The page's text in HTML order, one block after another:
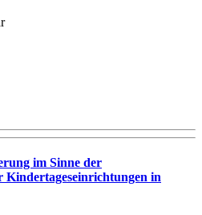
im Sinne der
in